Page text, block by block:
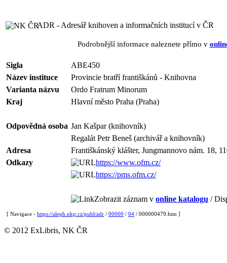
ADR - Adresář knihoven a informačních institucí v ČR
Podrobnější informace naleznete přímo v
Sigla
ABE450
Název instituce
Provincie bratří františkánů - Knihovna
Varianta názvu
Ordo Fratrum Minorum
Kraj
Hlavní město Praha (Praha)
Odpovědná osoba Jan Kašpar (knihovník)
Regalát Petr Beneš (archivář a knihovník)
Adresa
Františkánský klášter, Jungmannovo nám. 18,
Odkazy
https://www.ofm.cz/
https://pms.ofm.cz/
Zobrazit záznam v online katalogu /
[ Navigace - https://aleph.nkp.cz/publ/adr / 00000 / 04 / 000000479.htm ]
© 2012 ExLibris, NK ČR